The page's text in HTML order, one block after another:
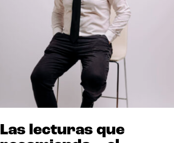
Las lecturas que